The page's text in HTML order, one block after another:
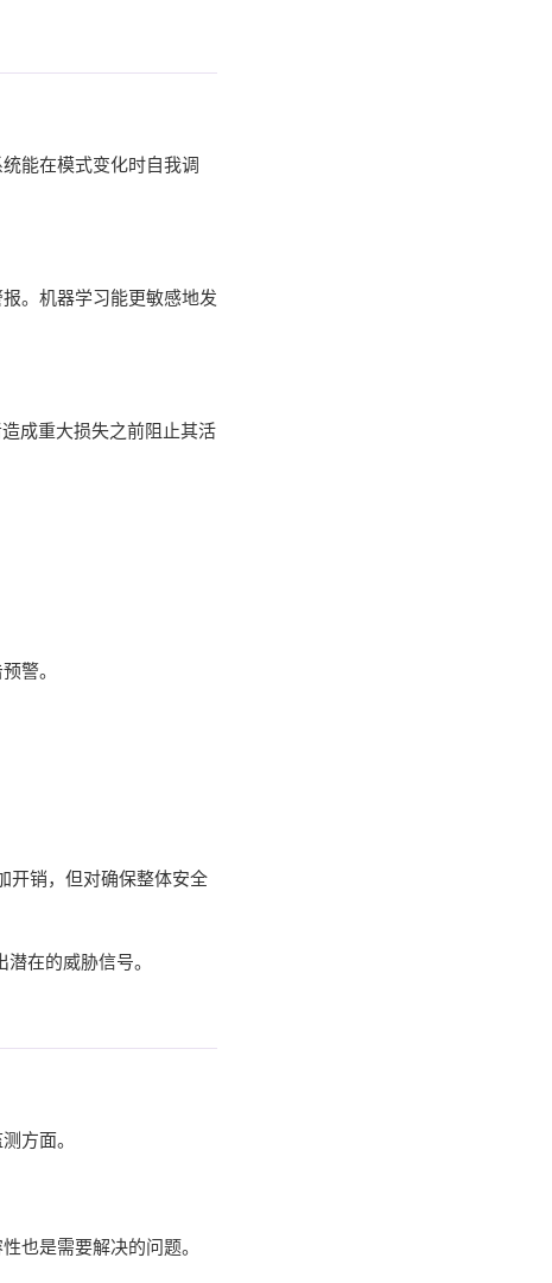
能在模式变化时自我调
。机器学习能更敏感地发
成重大损失之前阻止其活
警。
开销，但对确保整体安全
在的威胁信号。
方面。
也是需要解决的问题。